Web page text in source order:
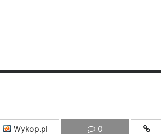
Wykop.pl 0